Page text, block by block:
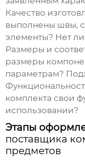
Качество
выполнены швы,
элементы? Нет
Размеры и
размеры
параметрам?
комплекта свои
использовании?
Этапы
поставщика
предметов